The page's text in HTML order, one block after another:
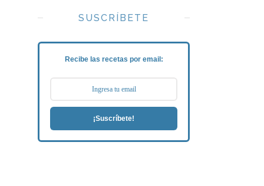
SUSCRÍBETE
Recibe las recetas por email:
¡Suscríbete!